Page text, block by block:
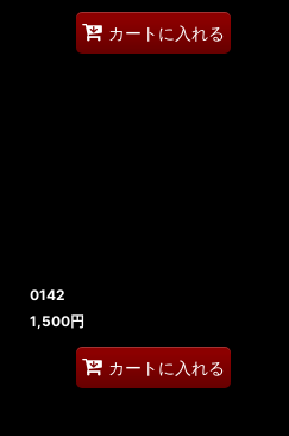
カートに入れる
0142
1,500円
カートに入れる